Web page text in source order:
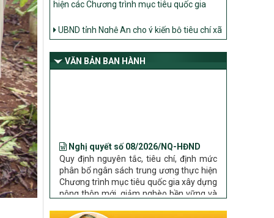
Nông thôn mới
Chỉ thị về đẩy mạnh thực hiện Chương trình
mục tiêu quốc gia xây dựng nông thôn mới,
tỉnh về tình hình thực hiện các Chương trình
mục tiêu quốc gia trên địa bàn
VĂN BẢN BAN HÀNH
Quy định nguyên tắc, tiêu chí, định mức
phân bổ ngân sách trung ương thực hiện
Chương trình mục tiêu quốc gia xây dựng
nông thôn mới, giảm nghèo bền vững và
phát triển kinh tế – xã hội vùng đồng bào
dân tộc thiểu số và miền núi giai đoạn
2026 – 2030 trên địa bàn tỉnh Nghệ An